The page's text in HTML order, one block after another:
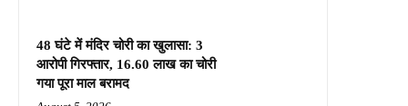
48 घंटे में मंदिर चोरी का खुलासा: 3
आरोपी गिरफ्तार, 16.60 लाख का चोरी
गया पूरा माल बरामद